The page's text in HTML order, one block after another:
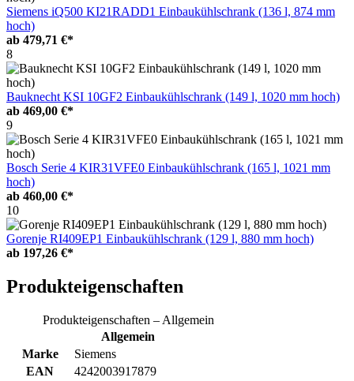
Siemens iQ500 KI21RADD1 Einbaukühlschrank (136 l, 874 mm
hoch)
ab 479,71 €*
8
Bauknecht KSI 10GF2 Einbaukühlschrank (149 l, 1020 mm hoch)
ab 469,00 €*
9
Bosch Serie 4 KIR31VFE0 Einbaukühlschrank (165 l, 1021 mm
hoch)
ab 460,00 €*
10
Gorenje RI409EP1 Einbaukühlschrank (129 l, 880 mm hoch)
ab 197,26 €*
Produkteigenschaften
Produkteigenschaften – Allgemein
Allgemein
Marke
Siemens
EAN
4242003917879